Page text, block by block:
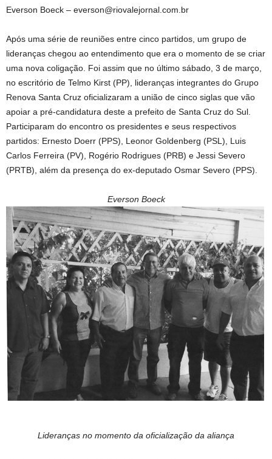
Everson Boeck – everson@riovalejornal.com.br
Após uma série de reuniões entre cinco partidos, um grupo de
lideranças chegou ao entendimento que era o momento de se criar
uma nova coligação. Foi assim que no último sábado, 3 de março,
no escritório de Telmo Kirst (PP), lideranças integrantes do Grupo
Renova Santa Cruz oficializaram a união de cinco siglas que vão
apoiar a pré-candidatura deste a prefeito de Santa Cruz do Sul.
Participaram do encontro os presidentes e seus respectivos
partidos: Ernesto Doerr (PPS), Leonor Goldenberg (PSL), Luis
Carlos Ferreira (PV), Rogério Rodrigues (PRB) e Jessi Severo
(PRTB), além da presença do ex-deputado Osmar Severo (PPS).
Everson Boeck
Lideranças no momento da oficialização da aliança